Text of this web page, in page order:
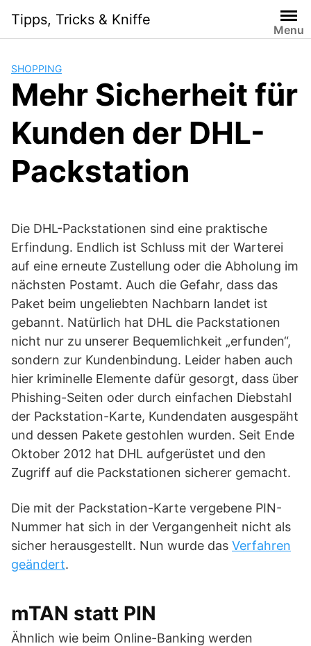
content
Tipps, Tricks & Kniffe
Menu
SHOPPING
Mehr Sicherheit für
Kunden der DHL-
Packstation
Die DHL-Packstationen sind eine praktische
Erfindung. Endlich ist Schluss mit der Warterei
auf eine erneute Zustellung oder die Abholung im
nächsten Postamt. Auch die Gefahr, dass das
Paket beim ungeliebten Nachbarn landet ist
gebannt. Natürlich hat DHL die Packstationen
nicht nur zu unserer Bequemlichkeit „erfunden“,
sondern zur Kundenbindung. Leider haben auch
hier kriminelle Elemente dafür gesorgt, dass über
Phishing-Seiten oder durch einfachen Diebstahl
der Packstation-Karte, Kundendaten ausgespäht
und dessen Pakete gestohlen wurden. Seit Ende
Oktober 2012 hat DHL aufgerüstet und den
Zugriff auf die Packstationen sicherer gemacht.
Die mit der Packstation-Karte vergebene PIN-
Nummer hat sich in der Vergangenheit nicht als
sicher herausgestellt. Nun wurde das Verfahren
geändert.
mTAN statt PIN
Ähnlich wie beim Online-Banking werden